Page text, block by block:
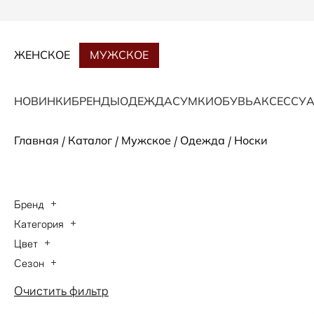
ЖЕНСКОЕ МУЖСКОЕ
НОВИНКИБРЕНДЫОДЕЖДАСУМКИОБУВЬ
Главная / Каталог / Мужское / Одежда / Носки
Бренд
HUGO BOSS
Категория
Носки
Цвет
белый
многоцветный
Сезон
Весна-Лето 2026
Очистить фильтр